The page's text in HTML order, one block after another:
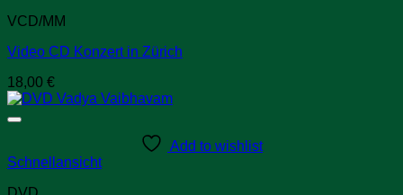
VCD/MM
Video CD Konzert in Zürich
18,00 €
Add to wishlist
Schnellansicht